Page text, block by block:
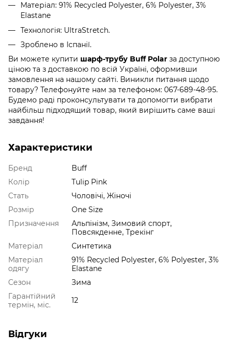
Матеріал: 91% Recycled Polyester, 6% Polyester, 3%
Elastane
Технологія: UltraStretch.
Зроблено в Іспанії.
Ви можете купити шарф-трубу Buff Polar за доступною
ціною та з доставкою по всій Україні, оформивши
замовлення на нашому сайті. Виникли питання щодо
товару? Телефонуйте нам за телефоном: 067-689-48-95.
Будемо раді проконсультувати та допомогти вибрати
найбільш підходящий товар, який вирішить саме ваші
завдання!
Характеристики
Бренд
Buff
Колір
Tulip Pink
Стать
Чоловічі, Жіночі
Розмір
One Size
Призначення
Альпінізм, Зимовий спорт,
Повсякденне, Трекінг
Матеріал
Синтетика
Матеріал
одягу
91% Recycled Polyester, 6% Polyester, 3%
Elastane
Сезон
Зима
Гарантійний
термін, міс.
12
Відгуки